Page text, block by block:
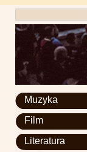
Muzyka
Film
Literatura